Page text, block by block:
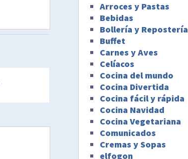
Arroces y Pastas
Bebidas
Bollería y Repostería
Buffet
Carnes y Aves
Celíacos
Cocina del mundo
Cocina Divertida
Cocina fácil y rápida
Cocina Navidad
Cocina Vegetariana
Comunicados
Cremas y Sopas
elfogon